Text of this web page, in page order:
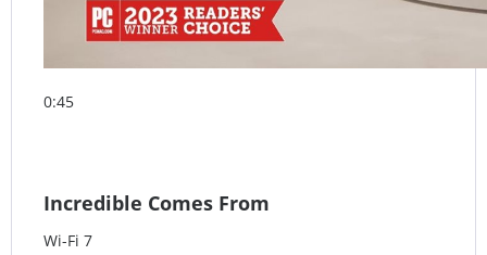
0:45
Incredible Comes From
Wi-Fi 7